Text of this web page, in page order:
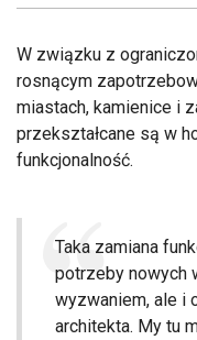
W związku z
rosnącym
miastach, kamienice i
przekształcane są w
funkcjonalność.
Taka zamiana
potrzeby nowych
wyzwaniem, ale i
architekta. My tu